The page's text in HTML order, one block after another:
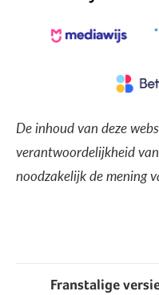
De inhoud van deze
verantwoordelijkheid
noodzakelijk de mening
Franstalige